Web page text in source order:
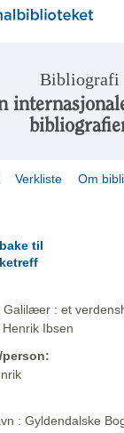
Bibliografi
Verkliste Om
til
Galilæer : et
Ibsen
person:
: Gyldendalske